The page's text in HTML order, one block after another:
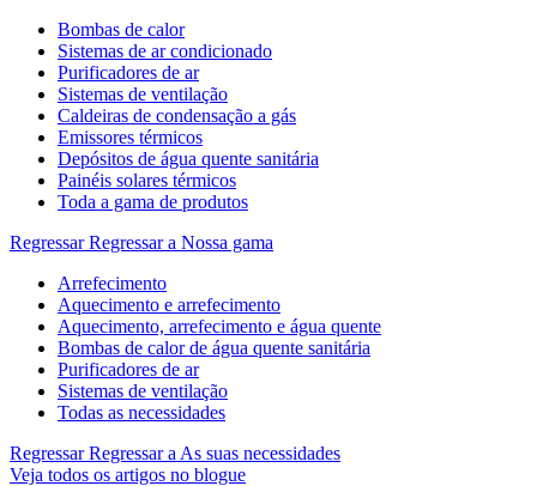
Bombas de calor
Sistemas de ar condicionado
Purificadores de ar
Sistemas de ventilação
Caldeiras de condensação a gás
Emissores térmicos
Depósitos de água quente sanitária
Painéis solares térmicos
Toda a gama de produtos
Regressar Regressar a Nossa gama
Arrefecimento
Aquecimento e arrefecimento
Aquecimento, arrefecimento e água quente
Bombas de calor de água quente sanitária
Purificadores de ar
Sistemas de ventilação
Todas as necessidades
Regressar Regressar a As suas necessidades
Veja todos os artigos no blogue